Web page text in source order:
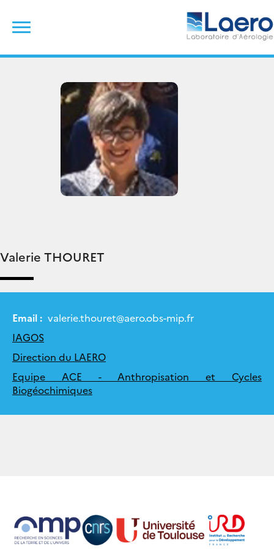
content
Valerie THOURET
Email : valerie.thouret@aero.obs-mip.fr
IAGOS
Direction du LAERO
Equipe ACE - Anthropisation et Cycles
Biogéochimiques